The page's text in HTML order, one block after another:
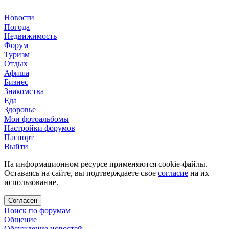
Новости
Погода
Недвижимость
Форум
Туризм
Отдых
Афиша
Бизнес
Знакомства
Еда
Здоровье
Мои фотоальбомы
Настройки форумов
Паспорт
Выйти
На информационном ресурсе применяются cookie-файлы.
Оставаясь на сайте, вы подтверждаете свое согласие на их
использование.
Согласен
Поиск по форумам
Общение